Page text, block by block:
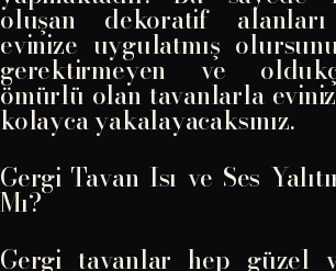
oluşan dekoratif
evinize uygulatmış
gerektirmeyen ve
ömürlü olan tavanlarla
kolayca yakalayacaksınız.
Gergi Tavan Isı ve Ses
Mı?
Gergi tavanlar hep güzel